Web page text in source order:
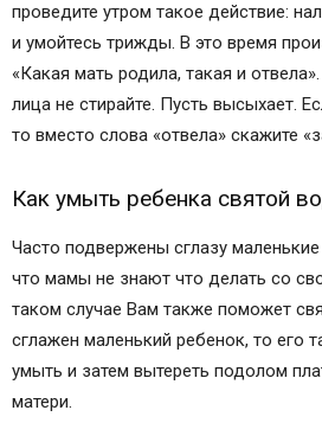
проведите утром такое действие:
и умойтесь трижды. В это время
«Какая мать родила, такая и
лица не стирайте. Пусть высыхает.
то вместо слова «отвела» скажите
Как умыть ребенка святой
Часто подвержены сглазу
что мамы не знают что делать со
таком случае Вам также поможет
сглажен маленький ребенок, то его
умыть и затем вытереть подолом
матери.